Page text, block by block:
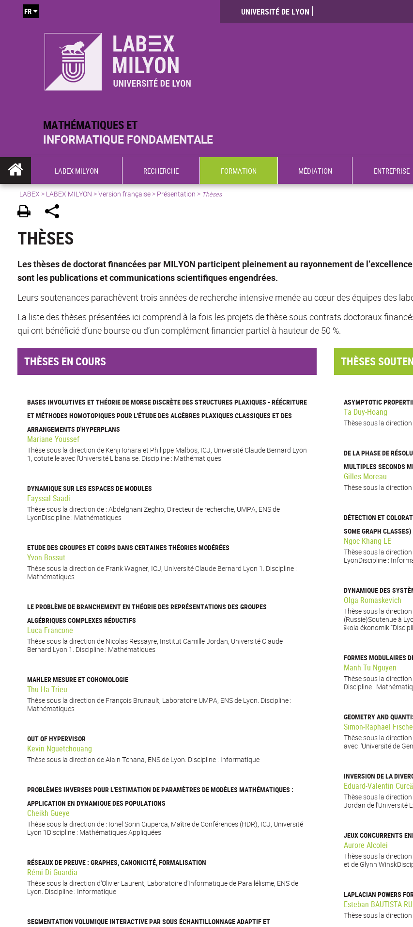
MATHÉMATIQUES ET
INFORMATIQUE FONDAMENTALE
UNIVERSITÉ DE LYON
FR
LABEX MILYON RECHERCHE FORMATION MÉDIATION ENTREPRISE
LABEX > LABEX MILYON >Version française> Présentation > Thèses
THÈSES
Les thèses de doctorat financées par MILYON participent pleinement au rayonnement de
sont les publications et communications scientifiques engendrées.
Leurs soutenances parachèvent trois années de recherche intensive menée au cœur des équipes des
La liste des thèses présentées ici comprend à la fois les projets de thèse sous contrats doctoraux
qui ont bénéficié d’une bourse ou d’un complément financier partiel à hauteur de 50 %.
THÈSES EN COURS
BASES INVOLUTIVES ET THÉORIE DE MORSE DISCRÈTE DES STRUCTURES PLAXIQUES - RÉÉCRITURE
ET MÉTHODES HOMOTOPIQUES POUR L'ÉTUDE DES ALGÈBRES PLAXIQUES CLASSIQUES ET DES
ARRANGEMENTS D'HYPERPLANS
Mariane Youssef
Thèse sous la direction de Kenji Iohara et Philippe Malbos, ICJ, Université Claude Bernard Lyon
1, cotutelle avec l'Université Libanaise. Discipline : Mathématiques
DYNAMIQUE SUR LES ESPACES DE MODULES
Fayssal Saadi
Thèse sous la direction de : Abdelghani Zeghib, Directeur de recherche, UMPA, ENS de
LyonDiscipline : Mathématiques
ETUDE DES GROUPES ET CORPS DANS CERTAINES THÉORIES MODÉRÉES
Yvon Bossut
Thèse sous la direction de Frank Wagner, ICJ, Université Claude Bernard Lyon 1. Discipline :
Mathématiques
LE PROBLÈME DE BRANCHEMENT EN THÉORIE DES REPRÉSENTATIONS DES GROUPES
ALGÉBRIQUES COMPLEXES RÉDUCTIFS
Luca Francone
Thèse sous la direction de Nicolas Ressayre, Institut Camille Jordan, Université Claude
Bernard Lyon 1. Discipline : Mathématiques
MAHLER MESURE ET COHOMOLOGIE
Thu Ha Trieu
Thèse sous la direction de François Brunault, Laboratoire UMPA, ENS de Lyon. Discipline :
Mathématiques
OUT OF HYPERVISOR
Kevin Nguetchouang
Thèse sous la direction de Alain Tchana, ENS de Lyon. Discipline : Informatique
PROBLÈMES INVERSES POUR L'ESTIMATION DE PARAMÈTRES DE MODÈLES MATHÉMATIQUES :
APPLICATION EN DYNAMIQUE DES POPULATIONS
Cheikh Gueye
Thèse sous la direction de : Ionel Sorin Ciuperca, Maître de Conférences (HDR), ICJ, Université
Lyon 1Discipline : Mathématiques Appliquées
RÉSEAUX DE PREUVE : GRAPHES, CANONICITÉ, FORMALISATION
Rémi Di Guardia
Thèse sous la direction d'Olivier Laurent, Laboratoire d'Informatique de Parallélisme, ENS de
Lyon. Discipline : Informatique
SEGMENTATION VOLUMIQUE INTERACTIVE PAR SOUS ÉCHANTILLONNAGE ADAPTIF ET
THÈSES
ASYMPTOTIC
Ta Duy-Hoang
Thèse sous la
DE LA PHASE DE
MULTIPLES SECONDS
Gilles Moreau
Thèse sous la
DÉTECTION ET
SOME GRAPH CLASSES)
Ngoc Khang LE
Thèse sous la
LyonDiscipline :
DYNAMIQUE DES
Olga Romaskevich
Thèse sous la direction
(Russie)Soutenue à
škola
FORMES MODULAIRES
Manh Tu Nguyen
Thèse sous la
Discipline :
GEOMETRY AND
Simon-Raphael
Thèse sous la
avec l'Université de
INVERSION DE LA
Eduard-Valentin Curcă
Thèse sous la
Jordan de l'Université
JEUX CONCURRENTS
Aurore Alcolei
Thèse sous la direction
et de Glynn
LAPLACIAN POWERS
Esteban BAUTISTA
Thèse sous la